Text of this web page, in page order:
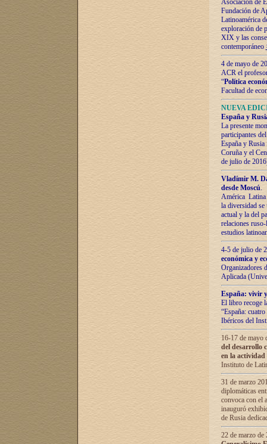
Asociación de
Fundación de
Latinoamérica
exploración de
XIX y las
contemporáneo
4 de mayo de
ACR el
“Política
Facultad de
NUEVA
España y
La presente
participantes
España y
Coruña y el
de julio de
Vladímir М.
desde Moscú.
América Latina
la diversidad
actual у lа del
relaciones
estudios
4-5 de julio de
económica y
Organizadores
Aplicada
España: vivir
El libro recoge
“España:
Ibéricos del
16-17 de mayo
del desarrollo
en la
Instituto de
31 de marzo
diplomáticas
convoca con el
inauguró
de Rusia
22 de marzo